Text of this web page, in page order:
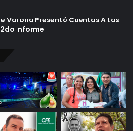
Varona Presentó Cuentas A Los
2do Informe